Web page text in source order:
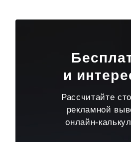
и
Рассчитайте
рекламной
онлайн-